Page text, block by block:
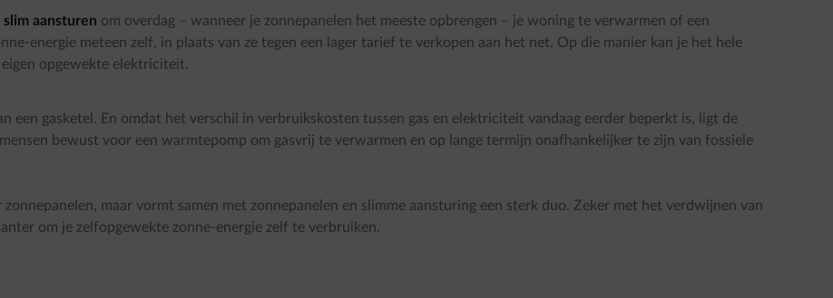
slim aansturen om overdag – wanneer je zonnepanelen het meeste opbrengen – je woning te verwarmen of een
energie meteen zelf, in plaats van ze tegen een lager tarief te verkopen aan het net. Op die manier kan je het hele
opgewekte elektriciteit.
een gasketel. En omdat het verschil in verbruikskosten tussen gas en elektriciteit vandaag eerder beperkt is, ligt de
bewust voor een warmtepomp om gasvrij te verwarmen en op lange termijn onafhankelijker te zijn van fossiele
maar vormt samen met zonnepanelen en slimme aansturing een sterk duo. Zeker met het verdwijnen van
om je zelfopgewekte zonne-energie zelf te verbruiken.